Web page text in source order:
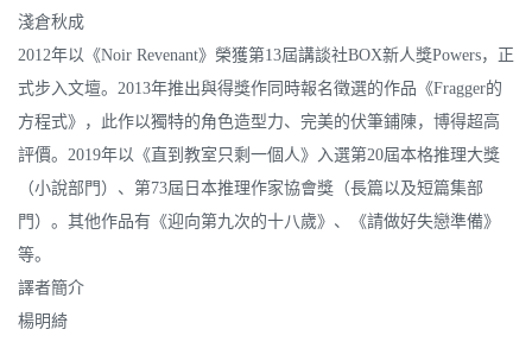
淺倉秋成
2012年以《Noir Revenant》榮獲第13屆講談社BOX新人獎Powers，正
式步入文壇。2013年推出與得獎作同時報名徵選的作品《Fragger的
方程式》，此作以獨特的角色造型力、完美的伏筆鋪陳，博得超高
評價。2019年以《直到教室只剩一個人》入選第20屆本格推理大獎
（小說部門）、第73屆日本推理作家協會獎（長篇以及短篇集部
門）。其他作品有《迎向第九次的十八歲》、《請做好失戀準備》
等。
譯者簡介
楊明綺